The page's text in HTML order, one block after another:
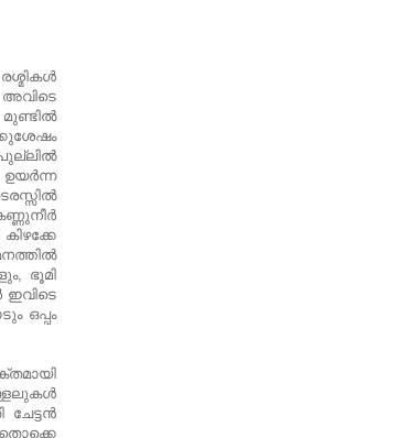
ഭൂമി
ഇവിടെ
ഒപ്പം